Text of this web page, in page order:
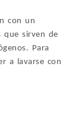
con un
que sirven de
Para
a lavarse con